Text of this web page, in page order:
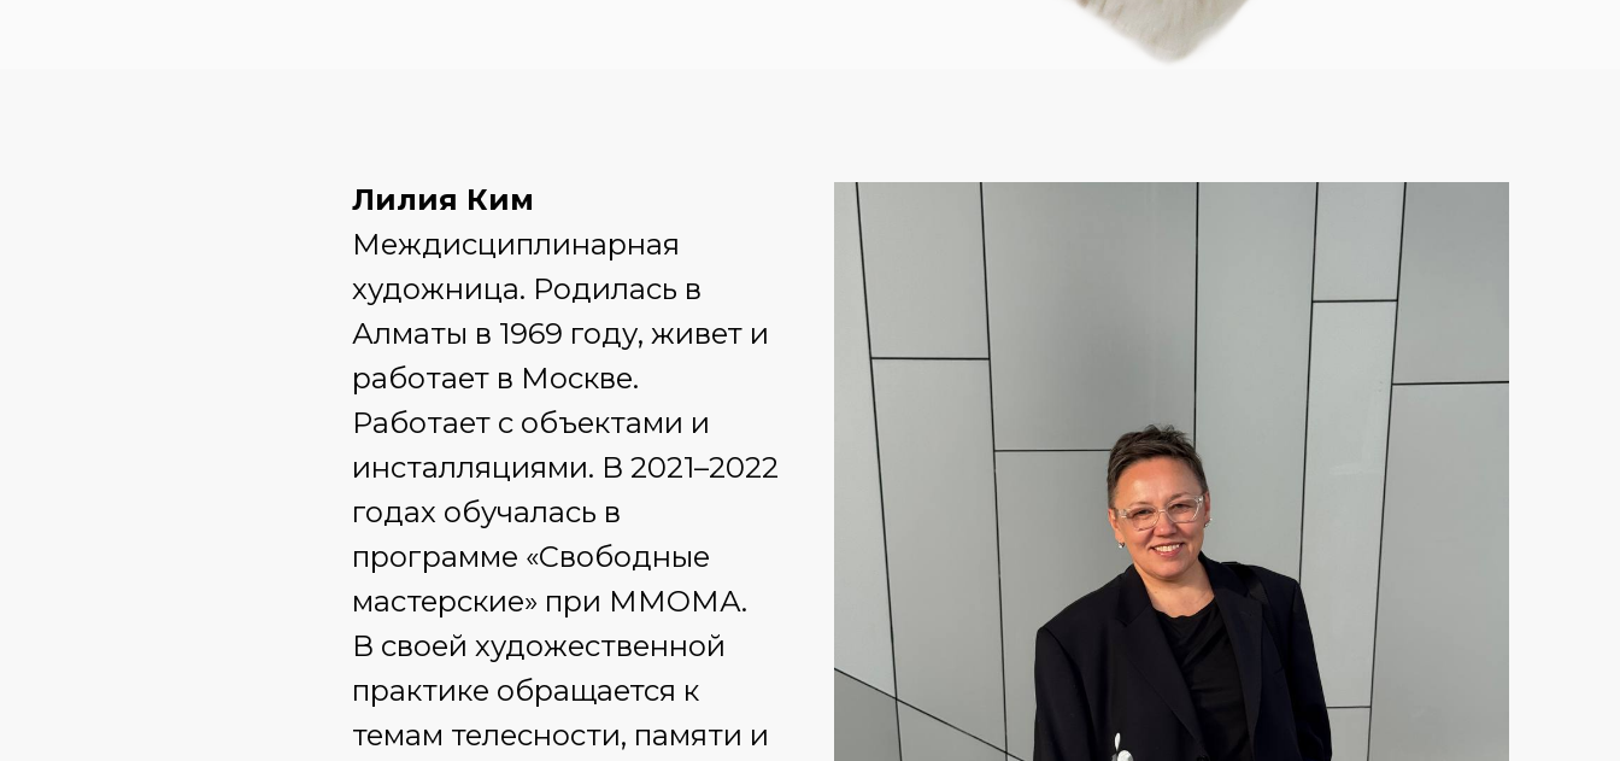
Лилия Ким
Междисциплинарная
художница. Родилась в
Алматы в 1969 году, живет и
работает в Москве.
Работает с объектами и
инсталляциями. В 2021–2022
годах обучалась в
программе «Свободные
мастерские» при ММОМА.
В своей художественной
практике обращается к
темам телесности, памяти и